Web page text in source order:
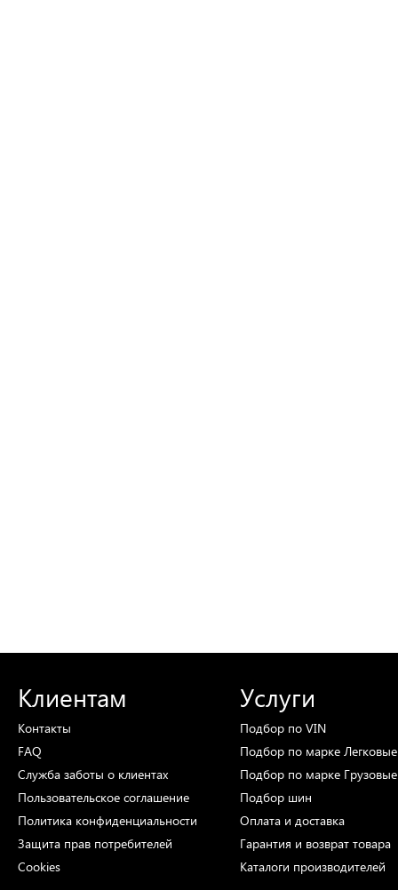
Клиентам
Контакты
FAQ
Служба заботы о клиентах
Пользовательское соглашение
Политика конфиденциальности
Защита прав потребителей
Cookies
Услуги
Подбор по VIN
Подбор по марке
Подбор по марке
Подбор шин
Оплата и доставка
Гарантия и возврат товара
Каталоги производителей